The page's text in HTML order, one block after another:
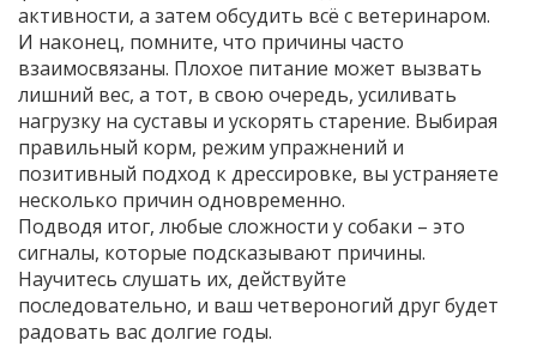
активности, а затем обсудить всё с ветеринаром.
И наконец, помните, что причины часто
взаимосвязаны. Плохое питание может вызвать
лишний вес, а тот, в свою очередь, усиливать
нагрузку на суставы и ускорять старение. Выбирая
правильный корм, режим упражнений и
позитивный подход к дрессировке, вы устраняете
несколько причин одновременно.
Подводя итог, любые сложности у собаки – это
сигналы, которые подсказывают причины.
Научитесь слушать их, действуйте
последовательно, и ваш четвероногий друг будет
радовать вас долгие годы.